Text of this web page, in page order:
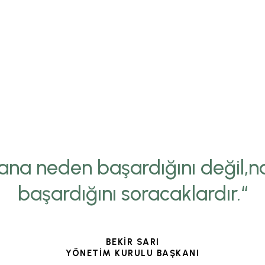
neden başardığını
başardığını soracaklardır.“
BEKİR SARI
YÖNETİM KURULU BAŞKANI